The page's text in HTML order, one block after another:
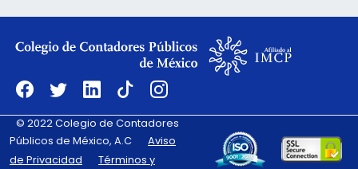
Excelentes habilidades de escucha,
comunicación y manejo de equipo.
Compensación por arriba del mercado
Vales de despensa
Esquema hibrido
© 2022 Colegio de Contadores
Públicos de México, A.C
Aviso
de Privacidad
Términos y